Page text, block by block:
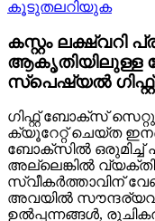
കൂടുതലറിയുക
കസ്റ്റം ലക്ഷ്വറി
ആകൃതിയിലുള്ള
സ്പെഷ്യൽ
ഗിഫ്റ്റ് ബോക്സ്
ക്യൂറേറ്റ് ചെയ്ത
ബോക്സിൽ ഒരുമിച്ച്
അല്ലെങ്കിൽ
സ്വീകർത്താവിന്
അവയിൽ
ഉൽപ്പന്നങ്ങൾ,